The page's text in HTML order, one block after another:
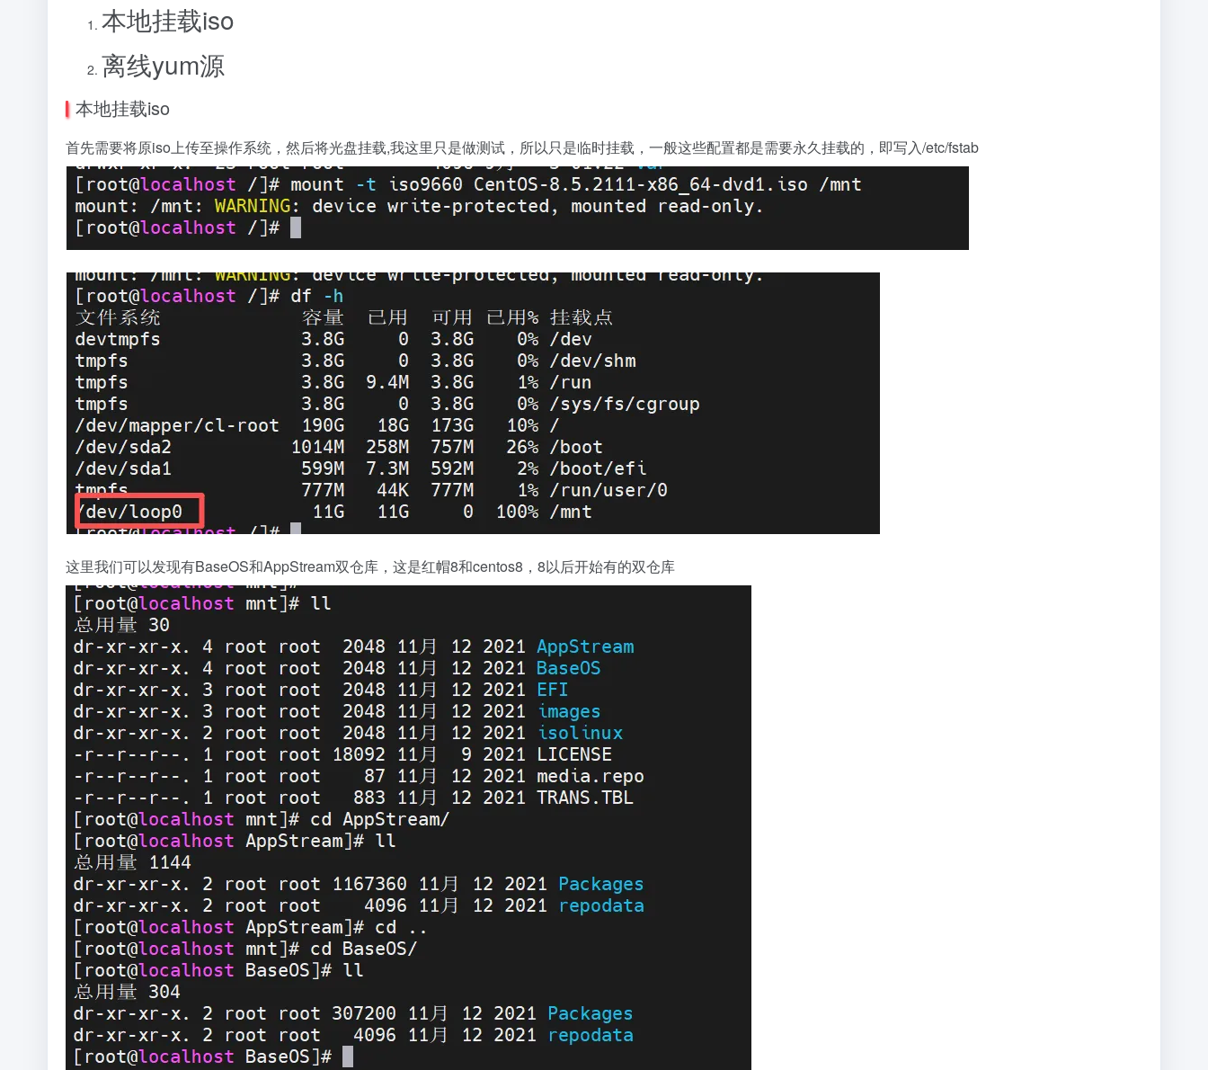
本地挂载iso
离线yum源
本地挂载iso
首先需要将原iso上传至操作系统，然后将光盘挂载,我这里只是做测试，所以只是临时挂载，一般这些配置都是需要永久挂载的，即写入/etc/fstab
这里我们可以发现有BaseOS和AppStream双仓库，这是红帽8和centos8，8以后开始有的双仓库